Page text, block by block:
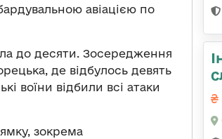
авіацією по
до десяти. Зосередження
де відбулось девять
воїни відбили всі атаки
зокрема